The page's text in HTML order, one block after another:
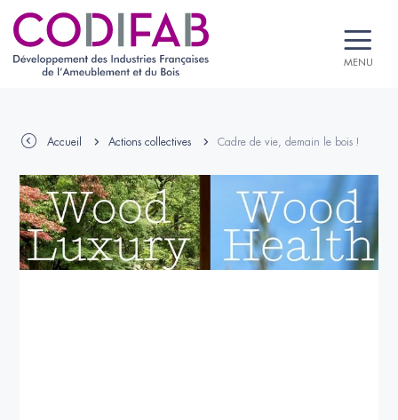
MENU
Accueil Actions collectives Cadre de vie, demain le bois !